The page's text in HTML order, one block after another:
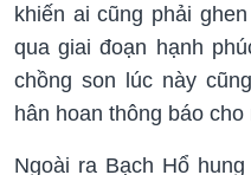
khiến ai cũng phải
qua giai đoạn hạnh
chồng son lúc này
hân hoan thông báo
Ngoài ra Bạch Hổ